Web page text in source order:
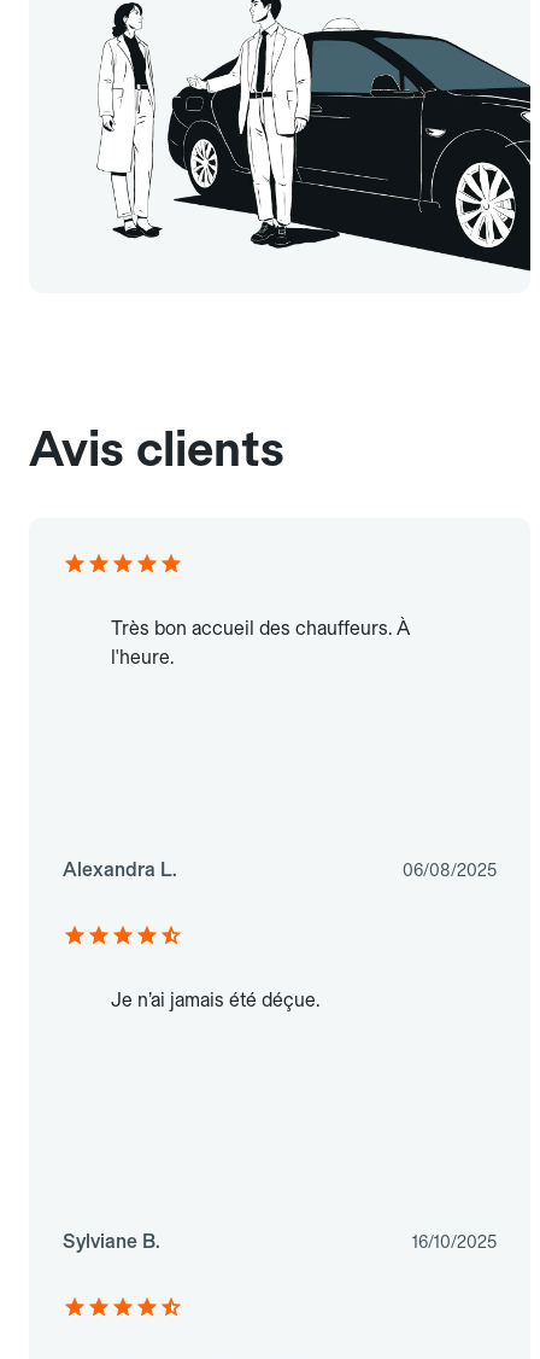
Avis clients
Très bon accueil des chauffeurs. À
l'heure.
Alexandra L. 06/08/2025
Je n’ai jamais été déçue.
Sylviane B. 16/10/2025